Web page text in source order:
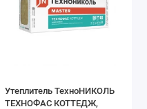
Утеплитель ТехноНИКОЛЬ
ТЕХНОФАС КОТТЕДЖ,